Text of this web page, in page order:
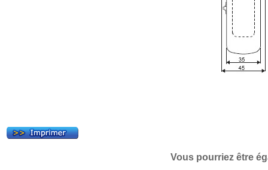
Vous pourriez être